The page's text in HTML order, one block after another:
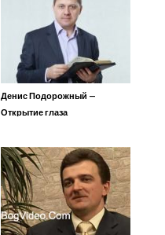
Денис Подорожный —
Открытие глаза